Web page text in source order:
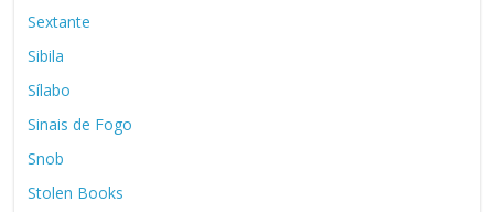
Sextante
Sibila
Sílabo
Sinais de Fogo
Snob
Stolen Books